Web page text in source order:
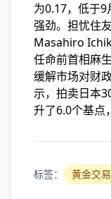
为0.17，低于9
强劲。担忧住
Masahiro
任命前首相麻
缓解市场对财
示，拍卖日本
升了6.0个基点
标签： 黄金交易